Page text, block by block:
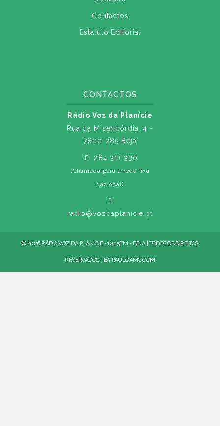
Contactos
Estatuto Editorial
CONTACTOS
Rádio Voz da Planície
Rua da Misericórdia, 4 -
7800-285 Beja
284 311 330
(Chamada para a rede fixa
nacional)
radio@vozdaplanicie.pt
© 2026 RÁDIO VOZ DA PLANÍCIE - 104.5FM - BEJA | TODOS OS DIREITOS
RESERVADOS. | BY PAULOAMC.COM